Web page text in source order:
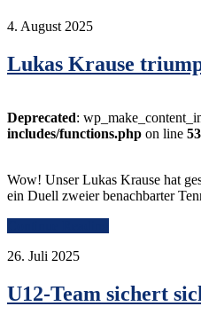
4. August 2025
Lukas Krause
Deprecated:
includes/functions.php on line
Wow! Unser Lukas Krause hat
ein Duell zweier benachbarter
26. Juli 2025
U12-Team sichert